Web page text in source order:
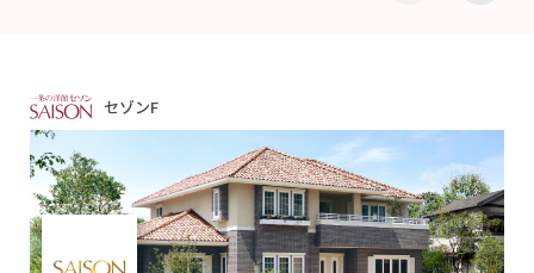
セゾンF